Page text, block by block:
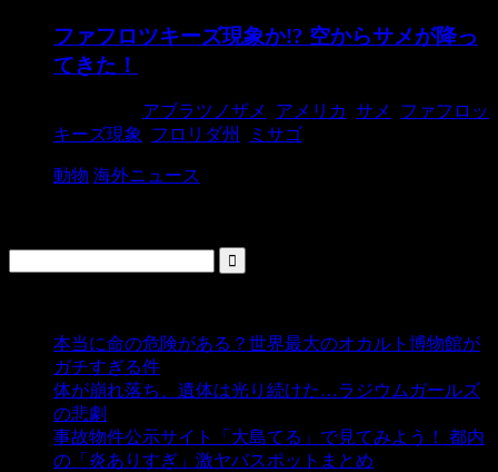
ファフロツキーズ現象か!? 空からサメが降っ
てきた！
アブラツノザメ アメリカ サメ
ファフロッ
キーズ現象
フロリダ州 ミサゴ
動物 海外ニュース
本当に命の危険がある？世界最大のオカルト博物館が
ガチすぎる件
体が崩れ落ち、遺体は光り続けた…ラジウムガールズ
の悲劇
事故物件公示サイト「大島てる」で見てみよう！ 都内
の「炎ありすぎ」激ヤバスポットまとめ